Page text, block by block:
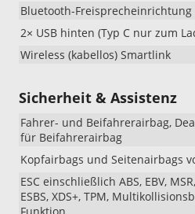
Bluetooth-Freisprecheinrichtung
2× USB hinten (Typ C nur zum
Wireless (kabellos) Smartlink
Sicherheit & Assistenz
Fahrer- und Beifahrerairbag,
für Beifahrerairbag
Kopfairbags und Seitenairbags
ESC einschließlich ABS, EBV,
ESBS, XDS+, TPM,
Funktion